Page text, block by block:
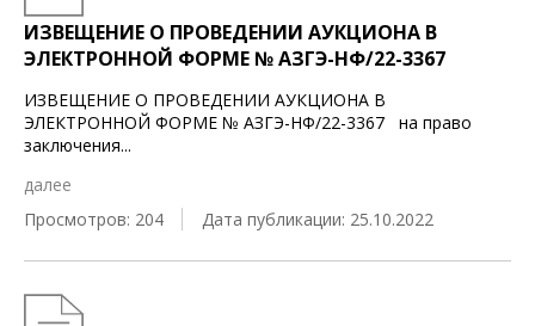
ИЗВЕЩЕНИЕ О ПРОВЕДЕНИИ АУКЦИОНА В
ЭЛЕКТРОННОЙ ФОРМЕ № АЗГЭ-НФ/22-3367
ИЗВЕЩЕНИЕ О ПРОВЕДЕНИИ АУКЦИОНА В
ЭЛЕКТРОННОЙ ФОРМЕ № АЗГЭ-НФ/22-3367 на право
заключения...
далее
Просмотров: 204
Дата публикации: 25.10.2022